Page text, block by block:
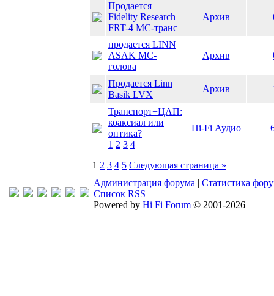
Продается
Fidelity Research
FRT-4 МС-транс
Архив
продается LINN
ASAK MC-
голова
Архив
Продается Linn
Basik LVX
Архив
Транспорт+ЦАП:
коаксиал или
оптика?
1 2 3 4
Hi-Fi Аудио
1 2 3 4 5 Следующая страница »
Администрация форума | Статистика
Список RSS
Powered by Hi Fi Forum © 2001-2026